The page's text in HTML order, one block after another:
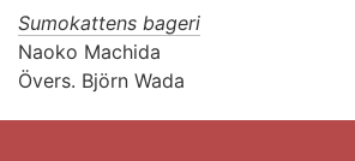
Sumokattens bageri
Naoko Machida
Övers. Björn Wada